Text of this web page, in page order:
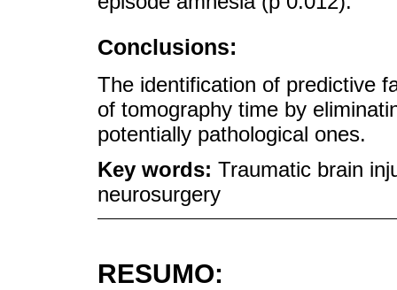
Conclusions:
The identification of predictive
of tomography time by
potentially pathological ones.
Key words: Traumatic brain
neurosurgery
RESUMO: